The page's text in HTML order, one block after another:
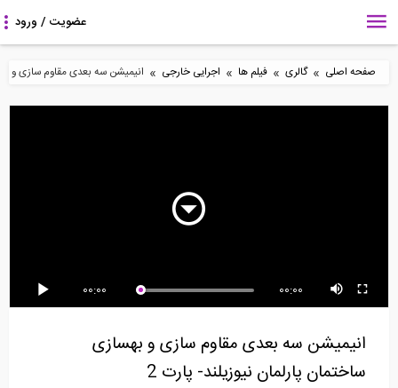
صفحه اصلی » گالری » فیلم ها » اجرایی خارجی » انیمیشن سه بعدی مقاوم سازی و
استفاده از فولاد سرد نورد
شده برای ساخت...
15:11
2:21
3:23
00:00 00:00
انیمیشن سه بعدی مقاوم سازی و بهسازی
ساختمان پارلمان نیوزیلند- پارت 2